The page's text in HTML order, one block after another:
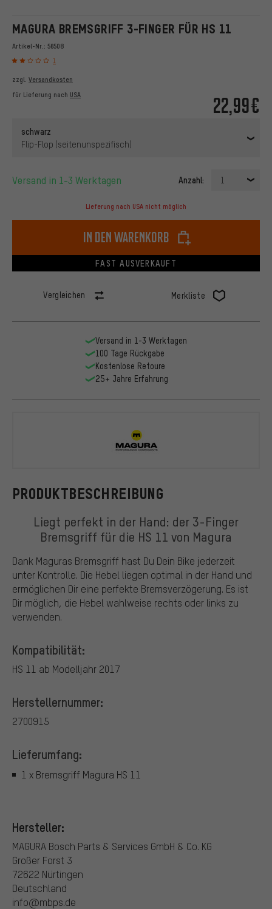
MAGURA BREMSGRIFF 3-FINGER FÜR HS 11
Artikel-Nr.: 56508
1
22,99€
zzgl. Versandkosten
für Lieferung nach USA
schwarz
Flip-Flop (seitenunspezifisch)
Versand in 1-3 Werktagen Anzahl: 1
Lieferung nach USA nicht möglich
In den Warenkorb
FAST AUSVERKAUFT
Vergleichen Merkliste
PRODUKTBESCHREIBUNG
Liegt perfekt in der Hand: der 3-Finger
Bremsgriff für die HS 11 von Magura
Dank Maguras Bremsgriff hast Du Dein Bike jederzeit
unter Kontrolle. Die Hebel liegen optimal in der Hand und
ermöglichen Dir eine perfekte Bremsverzögerung. Es ist
Dir möglich, die Hebel wahlweise rechts oder links zu
verwenden.
Kompatibilität:
HS 11 ab Modelljahr 2017
Herstellernummer:
2700915
Lieferumfang:
1 x Bremsgriff Magura HS 11
Hersteller:
MAGURA Bosch Parts & Services GmbH & Co. KG
Großer Forst 3
72622 Nürtingen
Deutschland
info@mbps.de
Versand in 1-3 Werktagen
100 Tage Rückgabe
Kostenlose Retoure
25+ Jahre Erfahrung